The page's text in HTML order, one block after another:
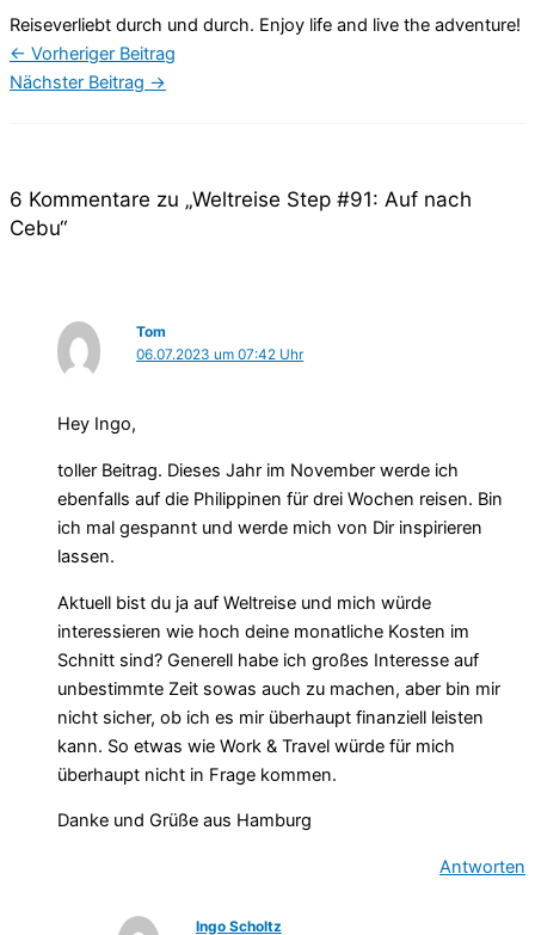
Reiseverliebt durch und durch. Enjoy life and live the adventure!
← Vorheriger Beitrag
Nächster Beitrag →
6 Kommentare zu „Weltreise Step #91: Auf nach
Cebu“
Tom
06.07.2023 um 07:42 Uhr
Hey Ingo,
toller Beitrag. Dieses Jahr im November werde ich
ebenfalls auf die Philippinen für drei Wochen reisen. Bin
ich mal gespannt und werde mich von Dir inspirieren
lassen.
Aktuell bist du ja auf Weltreise und mich würde
interessieren wie hoch deine monatliche Kosten im
Schnitt sind? Generell habe ich großes Interesse auf
unbestimmte Zeit sowas auch zu machen, aber bin mir
nicht sicher, ob ich es mir überhaupt finanziell leisten
kann. So etwas wie Work & Travel würde für mich
überhaupt nicht in Frage kommen.
Danke und Grüße aus Hamburg
Antworten
Ingo Scholtz